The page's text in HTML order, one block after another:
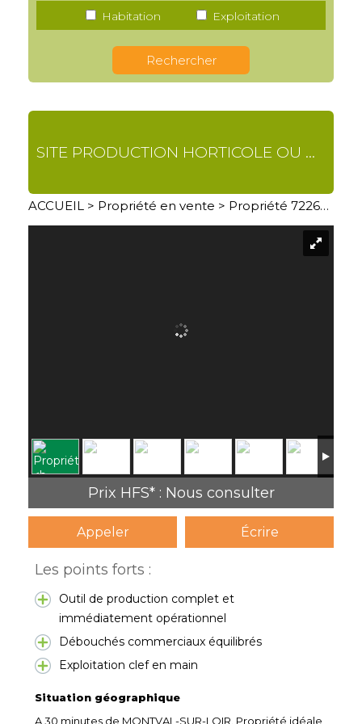
Habitation Exploitation
SITE PRODUCTION HORTICOLE OU MARAÎCHAGE
ACCUEIL > Propriété en vente > Propriété 7226BP02
Prix HFS* : Nous consulter
Appeler Écrire
Les points forts :
Outil de production complet et
immédiatement opérationnel
Débouchés commerciaux équilibrés
Exploitation clef en main
Situation géographique
A 30 minutes de MONTVAL-SUR-LOIR. Propriété idéale